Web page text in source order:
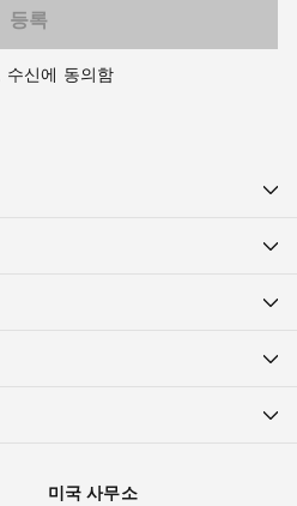
수신에 동의함
미국 사무소